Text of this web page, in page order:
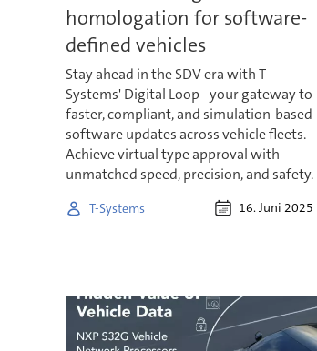
homologation for software-
defined vehicles
Stay ahead in the SDV era with T-
Systems' Digital Loop - your gateway to
faster, compliant, and simulation-based
software updates across vehicle fleets.
Achieve virtual type approval with
unmatched speed, precision, and safety.
T-Systems 16. Juni 2025